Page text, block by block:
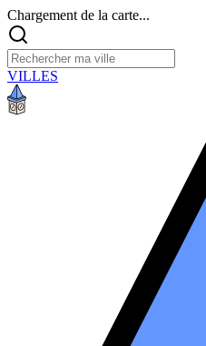
Chargement de la carte...
VILLES